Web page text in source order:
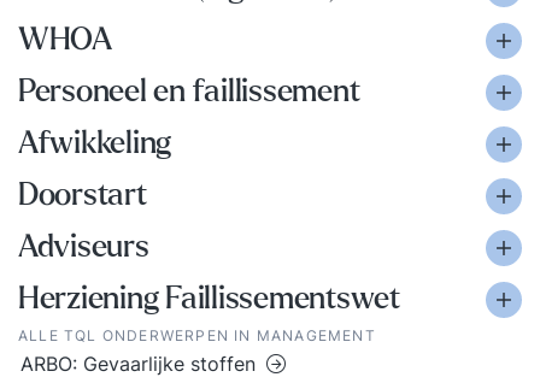
WHOA
Personeel en faillissement
Afwikkeling
Doorstart
Adviseurs
Herziening Faillissementswet
ALLE TQL ONDERWERPEN IN MANAGEMENT
ARBO: Gevaarlijke stoffen